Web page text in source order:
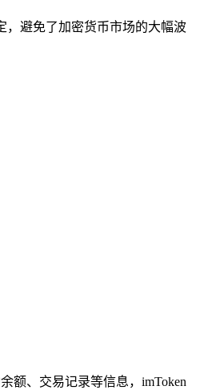
，避免了加密货币市场的大幅波
额、交易记录等信息，imToken